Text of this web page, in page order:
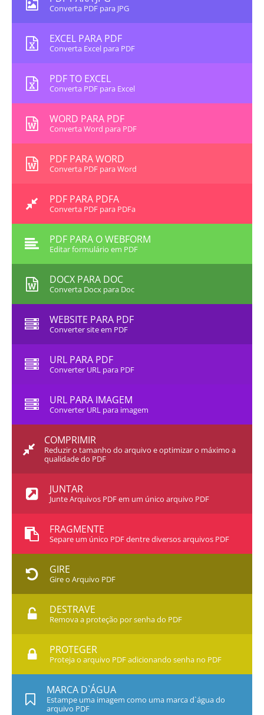
Converta PDF para JPG
EXCEL PARA PDF
Converta Excel para PDF
PDF TO EXCEL
Converta PDF para Excel
WORD PARA PDF
Converta Word para PDF
PDF PARA WORD
Converta PDF para Word
PDF PARA PDFA
Converta PDF para PDFa
PDF PARA O WEBFORM
Editar formulário em PDF
DOCX PARA DOC
Converta Docx para Doc
WEBSITE PARA PDF
Converter site em PDF
URL PARA PDF
Converter URL para PDF
URL PARA IMAGEM
Converter URL para imagem
COMPRIMIR
Reduzir o tamanho do arquivo e optimizar o máximo a
qualidade do PDF
JUNTAR
Junte Arquivos PDF em um único arquivo PDF
FRAGMENTE
Separe um único PDF dentre diversos arquivos PDF
GIRE
Gire o Arquivo PDF
DESTRAVE
Remova a proteção por senha do PDF
PROTEGER
Proteja o arquivo PDF adicionando senha no PDF
MARCA D`ÁGUA
Estampe uma imagem como uma marca d`água do
arquivo PDF